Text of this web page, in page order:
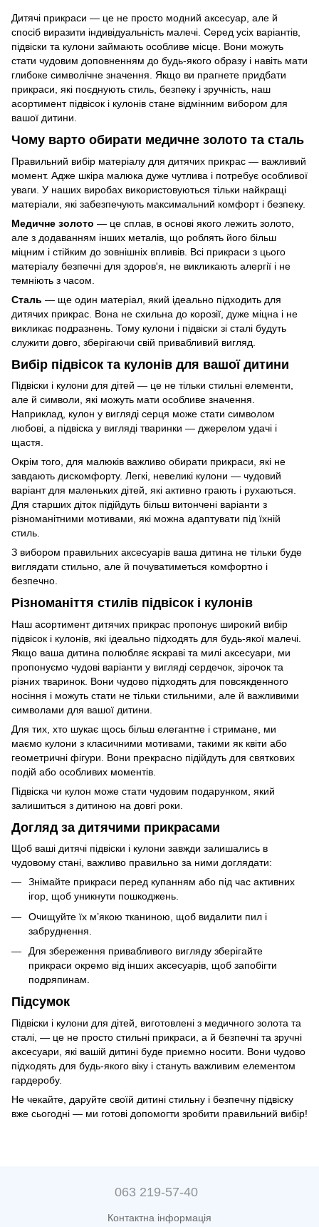
Дитячі прикраси — це не просто модний аксесуар, але й
спосіб виразити індивідуальність малечі. Серед усіх варіантів,
підвіски та кулони займають особливе місце. Вони можуть
стати чудовим доповненням до будь-якого образу і навіть мати
глибоке символічне значення. Якщо ви прагнете придбати
прикраси, які поєднують стиль, безпеку і зручність, наш
асортимент підвісок і кулонів стане відмінним вибором для
вашої дитини.
Чому варто обирати медичне золото та сталь
Правильний вибір матеріалу для дитячих прикрас — важливий
момент. Адже шкіра малюка дуже чутлива і потребує особливої
уваги. У наших виробах використовуються тільки найкращі
матеріали, які забезпечують максимальний комфорт і безпеку.
Медичне золото — це сплав, в основі якого лежить золото,
але з додаванням інших металів, що роблять його більш
міцним і стійким до зовнішніх впливів. Всі прикраси з цього
матеріалу безпечні для здоров'я, не викликають алергії і не
темніють з часом.
Сталь — ще один матеріал, який ідеально підходить для
дитячих прикрас. Вона не схильна до корозії, дуже міцна і не
викликає подразнень. Тому кулони і підвіски зі сталі будуть
служити довго, зберігаючи свій привабливий вигляд.
Вибір підвісок та кулонів для вашої дитини
Підвіски і кулони для дітей — це не тільки стильні елементи,
але й символи, які можуть мати особливе значення.
Наприклад, кулон у вигляді серця може стати символом
любові, а підвіска у вигляді тваринки — джерелом удачі і
щастя.
Окрім того, для малюків важливо обирати прикраси, які не
завдають дискомфорту. Легкі, невеликі кулони — чудовий
варіант для маленьких дітей, які активно грають і рухаються.
Для старших діток підійдуть більш витончені варіанти з
різноманітними мотивами, які можна адаптувати під їхній
стиль.
З вибором правильних аксесуарів ваша дитина не тільки буде
виглядати стильно, але й почуватиметься комфортно і
безпечно.
Різноманіття стилів підвісок і кулонів
Наш асортимент дитячих прикрас пропонує широкий вибір
підвісок і кулонів, які ідеально підходять для будь-якої малечі.
Якщо ваша дитина полюбляє яскраві та милі аксесуари, ми
пропонуємо чудові варіанти у вигляді сердечок, зірочок та
різних тваринок. Вони чудово підходять для повсякденного
носіння і можуть стати не тільки стильними, але й важливими
символами для вашої дитини.
Для тих, хто шукає щось більш елегантне і стримане, ми
маємо кулони з класичними мотивами, такими як квіти або
геометричні фігури. Вони прекрасно підійдуть для святкових
подій або особливих моментів.
Підвіска чи кулон може стати чудовим подарунком, який
залишиться з дитиною на довгі роки.
Догляд за дитячими прикрасами
Щоб ваші дитячі підвіски і кулони завжди залишались в
чудовому стані, важливо правильно за ними доглядати:
Знімайте прикраси перед купанням або під час активних
ігор, щоб уникнути пошкоджень.
Очищуйте їх м’якою тканиною, щоб видалити пил і
забруднення.
Для збереження привабливого вигляду зберігайте
прикраси окремо від інших аксесуарів, щоб запобігти
подряпинам.
Підсумок
Підвіски і кулони для дітей, виготовлені з медичного золота та
сталі, — це не просто стильні прикраси, а й безпечні та зручні
аксесуари, які вашій дитині буде приємно носити. Вони чудово
підходять для будь-якого віку і стануть важливим елементом
гардеробу.
Не чекайте, даруйте своїй дитині стильну і безпечну підвіску
вже сьогодні — ми готові допомогти зробити правильний вибір!
063 219-57-40
Контактна інформація